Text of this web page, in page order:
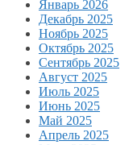
Январь 2026
Декабрь 2025
Ноябрь 2025
Октябрь 2025
Сентябрь 2025
Август 2025
Июль 2025
Июнь 2025
Май 2025
Апрель 2025